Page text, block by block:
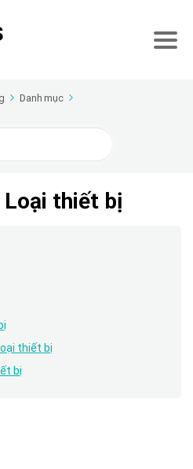
Danh mục
Loại thiết bị
thiết bị
bị